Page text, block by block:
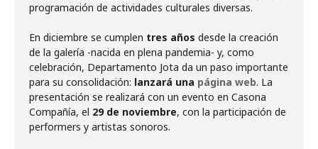
programación de actividades culturales diversas.
En diciembre se cumplen tres años desde la creación
de la galería -nacida en plena pandemia- y, como
celebración, Departamento Jota da un paso importante
para su consolidación: lanzará una página web. La
presentación se realizará con un evento en Casona
Compañía, el 29 de noviembre, con la participación de
performers y artistas sonoros.